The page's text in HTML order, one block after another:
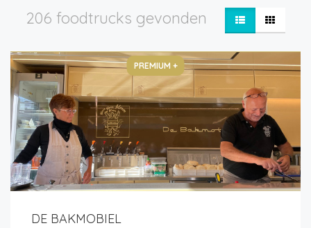
206 foodtrucks gevonden
PREMIUM +
DE BAKMOBIEL